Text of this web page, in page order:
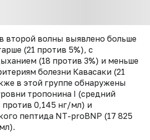
второй волны выявлено больше
(21 против 5%), с
(18 против 3%) и меньше
болезни Кавасаки (21
в этой группе обнаружены
тропонина I (средний
0,145 нг/мл) и
пептида NT-proBNP (17 825